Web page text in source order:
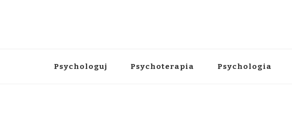
Psychologuj Psychoterapia Psychologia